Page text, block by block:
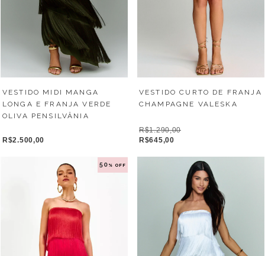
VESTIDO MIDI MANGA
LONGA E FRANJA VERDE
OLIVA PENSILVÂNIA
R$2.500,00
VESTIDO CURTO DE FRANJA
CHAMPAGNE VALESKA
R$1.290,00
R$645,00
50 % OFF